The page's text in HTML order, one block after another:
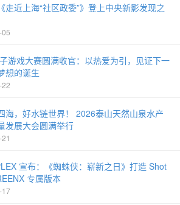
走近上海“社区政委”》登上中央新影发现之
游戏大赛圆满收官：以热爱为引，见证下一
想的诞生
海，好水链世界！ 2026泰山天然山泉水产
发展大会圆满举行
宣布：《蜘蛛侠：崭新之日》打造 Shot
专属版本
17